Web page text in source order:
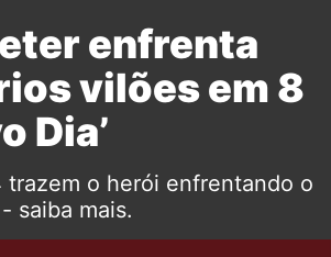
enfrenta
vilões em 8
Dia’
o herói enfrentando o
saiba mais.